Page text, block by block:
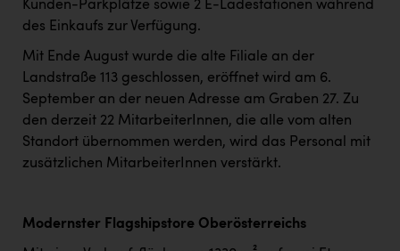
Kunden-Parkplätze sowie 2 E-Ladestationen während
des Einkaufs zur Verfügung.
Mit Ende August wurde die alte Filiale an der
Landstraße 113 geschlossen, eröffnet wird am 6.
September an der neuen Adresse am Graben 27. Zu
den derzeit 22 MitarbeiterInnen, die alle vom alten
Standort übernommen werden, wird das Personal mit
zusätzlichen MitarbeiterInnen verstärkt.
Modernster Flagshipstore Oberösterreichs